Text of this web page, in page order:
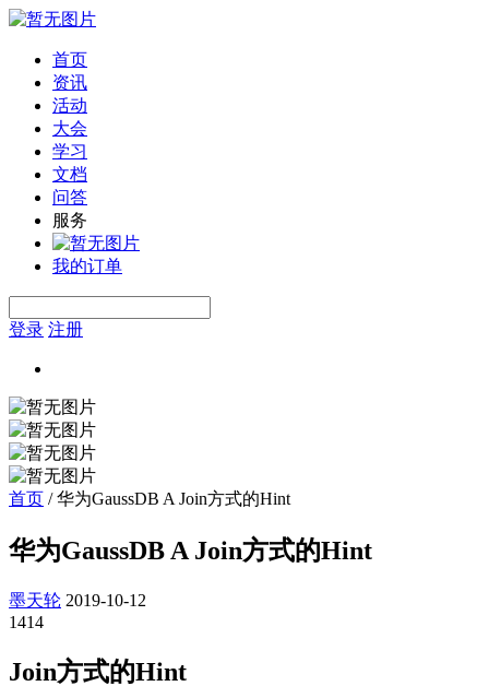
首页
资讯
活动
大会
学习
文档
问答
服务
我的订单
登录 注册
首页 /华为GaussDB A Join方式的Hint
华为GaussDB A Join方式的Hint
墨天轮 2019-10-12
1414
Join方式的Hint